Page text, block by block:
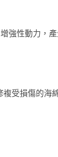
強性動力，產
受損傷的海